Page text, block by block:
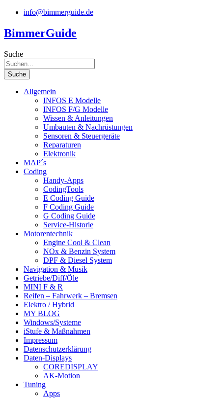
Zum
springen
info@bimmerguide.de
BimmerGuide
Suche
Suche
Allgemein
INFOS E Modelle
INFOS F/G Modelle
Wissen & Anleitungen
Umbauten & Nachrüstungen
Sensoren & Steuergeräte
Reparaturen
Elektronik
MAP´s
Coding
Handy-Apps
CodingTools
E Coding Guide
F Coding Guide
G Coding Guide
Service-Historie
Motorentechnik
Engine Cool & Clean
NOx & Benzin System
DPF & Diesel System
Navigation & Musik
Getriebe/Diff/Öle
MINI F & R
Reifen – Fahrwerk – Bremsen
Elektro / Hybrid
MY BLOG
Windows/Systeme
iStufe & Maßnahmen
Impressum
Datenschutzerklärung
Daten-Displays
COREDISPLAY
AK-Motion
Tuning
Apps